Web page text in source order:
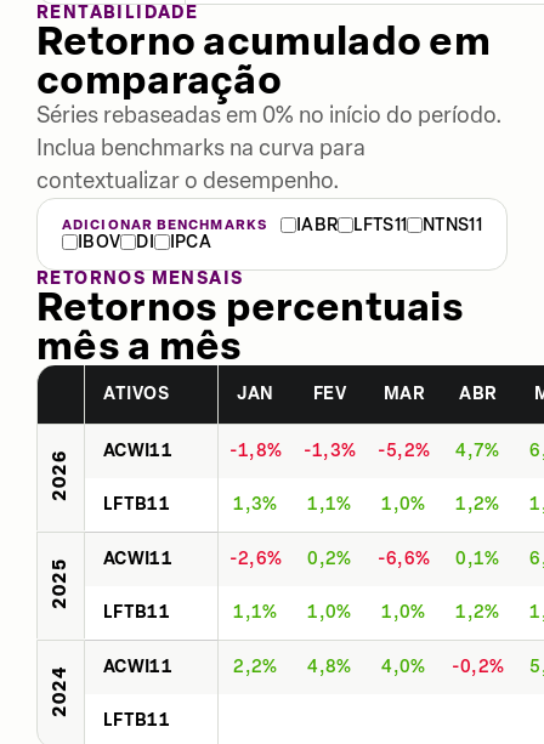
RENTABILIDADE
Retorno acumulado em
comparação
Séries rebaseadas em 0% no início do período.
Inclua benchmarks na curva para
contextualizar o desempenho.
ADICIONAR BENCHMARKS IABR LFTS11
NTNS11
IBOV
DI
IPCA
RETORNOS MENSAIS
Retornos percentuais
mês a mês
ATIVOS JAN FEV MAR ABR
2026 ACWI11 -1,8% -1,3% -5,2% 4,7%
LFTB11 1,3% 1,1% 1,0% 1,2%
2025 ACWI11 -2,6% 0,2% -6,6% 0,1%
LFTB11 1,1% 1,0% 1,0% 1,2%
2024 ACWI11 2,2% 4,8% 4,0% -0,2%
LFTB11